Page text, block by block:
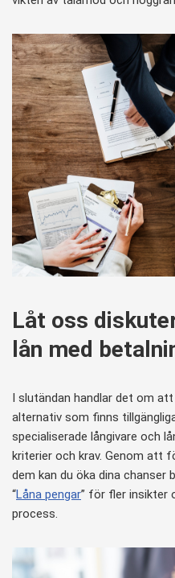
Låt oss
lån med
I slutändan handlar det om
alternativ som finns
specialiserade långivare och
kriterier och krav. Genom att
dem kan du öka dina chanser
“Låna pengar” för fler insikter
process.